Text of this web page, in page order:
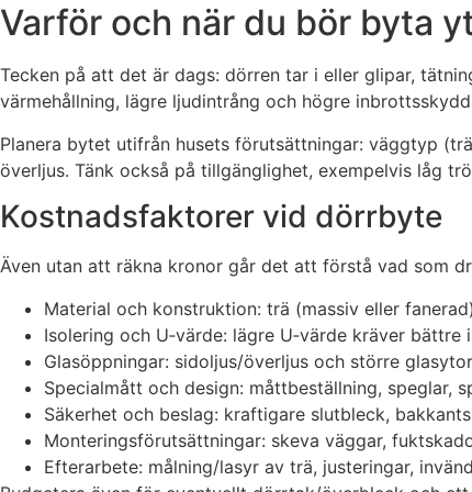
Varför och när du bör byta
Tecken på att det är dags: dörren tar i eller glipar,
värmehållning, lägre ljudintrång och högre
Planera bytet utifrån husets förutsättningar: väggtyp
överljus. Tänk också på tillgänglighet, exempelvis låg
Kostnadsfaktorer vid dörrbyte
Även utan att räkna kronor går det att förstå vad som
Material och konstruktion: trä (massiv eller
Isolering och U‑värde: lägre U‑värde kräver
Glasöppningar: sidoljus/överljus och större
Specialmått och design: måttbeställning, speglar,
Säkerhet och beslag: kraftigare slutbleck,
Monteringsförutsättningar: skeva väggar,
Efterarbete: målning/lasyr av trä, justeringar,